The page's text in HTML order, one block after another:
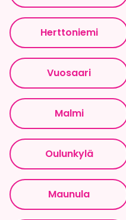
Herttoniemi
Vuosaari
Malmi
Oulunkylä
Maunula